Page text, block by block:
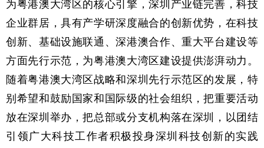
为粤港澳大湾区的核心引擎，深圳产业链完善，科技
企业群居，具有产学研深度融合的创新优势，在科技
创新、基础设施联通、深港澳合作、重大平台建设等
方面先行示范，为粤港澳大湾区建设提供澎湃动力。
随着粤港澳大湾区战略和深圳先行示范区的发展，特
别希望和鼓励国家和国际级的社会组织，把重要活动
放在深圳举办，把总部或分支机构落在深圳，以团结
引领广大科技工作者积极投身深圳科技创新的实践